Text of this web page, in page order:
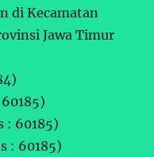
di Kecamatan
Jawa Timur
: 60185)
: 60185)